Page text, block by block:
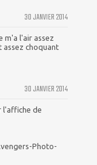
30 JANVIER 2014
m'a l'air assez
assez choquant
30 JANVIER 2014
l'affiche de
Photo-